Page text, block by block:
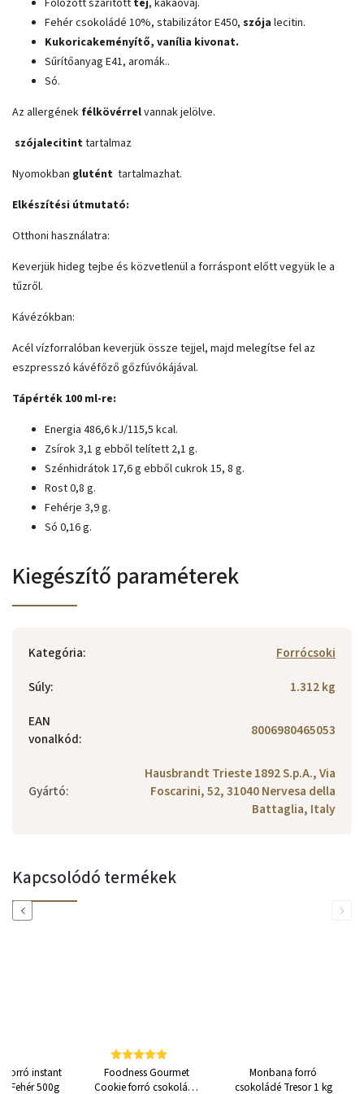
Fölözött szárított tej, kakaóvaj.
Fehér csokoládé 10%, stabilizátor E450, szója lecitin.
Kukoricakeményítő, vanília kivonat.
Sűrítőanyag E41, aromák..
Só.
Az allergének félkövérrelvannak jelölve.
szójalecitinttartalmaz
Nyomokban glutént tartalmazhat.
Elkészítési útmutató:
Otthoni használatra:
Keverjük hideg tejbe és közvetlenül a forráspont előtt vegyük le a
tűzről.
Kávézókban:
Acél vízforralóban keverjük össze tejjel, majd melegítse fel az
eszpresszó kávéfőző gőzfúvókájával.
Tápérték 100 ml-re:
Energia 486,6 kJ/115,5 kcal.
Zsírok 3,1 g ebből telített 2,1 g.
Szénhidrátok 17,6 g ebből cukrok 15, 8 g.
Rost 0,8 g.
Fehérje 3,9 g.
Só 0,16 g.
Kiegészítő paraméterek
Kategória:
Forrócsoki
Súly:
1.312 kg
EAN
vonalkód: 8006980465053
Gyártó:
Hausbrandt Trieste 1892 S.p.A., Via
Foscarini, 52, 31040 Nervesa della
Battaglia, Italy
Kapcsolódó termékek
Previous
Forró instant
Fehér 500g
Foodness Gourmet
Cookie forró csokoládé
Monbana forró
csokoládé Tresor 1 kg
Next